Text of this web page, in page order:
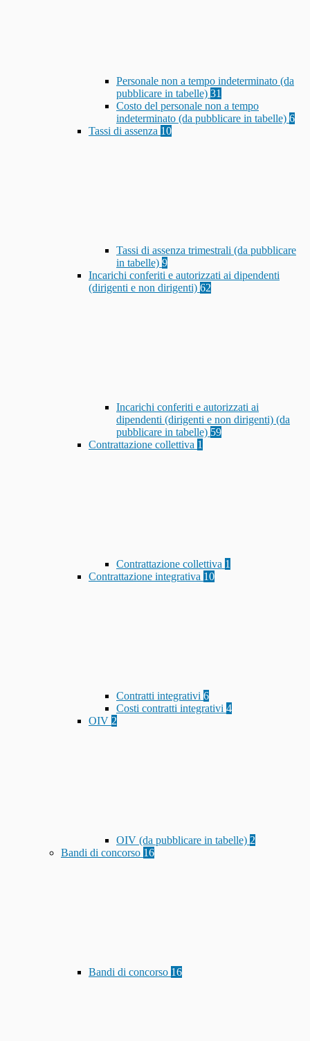
Personale non a tempo indeterminato (da
pubblicare in tabelle) 31
Costo del personale non a tempo
indeterminato (da pubblicare in tabelle) 6
Tassi di assenza 10
Tassi di assenza trimestrali (da pubblicare
in tabelle) 9
Incarichi conferiti e autorizzati ai dipendenti
(dirigenti e non dirigenti) 62
Incarichi conferiti e autorizzati ai
dipendenti (dirigenti e non dirigenti) (da
pubblicare in tabelle) 59
Contrattazione collettiva 1
Contrattazione collettiva 1
Contrattazione integrativa 10
Contratti integrativi 6
Costi contratti integrativi 4
OIV 2
OIV (da pubblicare in tabelle) 2
Bandi di concorso 16
Bandi di concorso 16